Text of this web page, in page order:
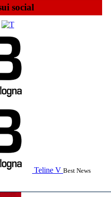
social
Teline V Best News